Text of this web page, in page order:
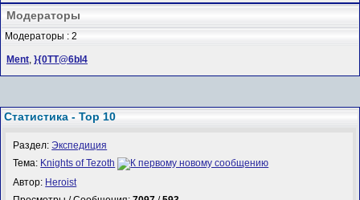
Модераторы
Модераторы : 2
Ment, }{0TT@6bI4
Статистика - Top 10
Раздел:Экспедиция
Тема: Knights of Tezoth
Автор: Heroist